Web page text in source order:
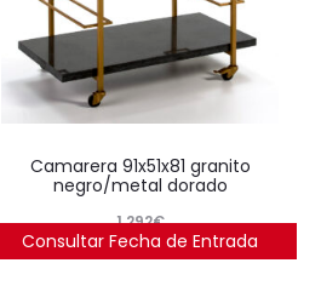
camarera 91x51x81 granito
negro/metal dorado
1.292€
Consultar Fecha de Entrada